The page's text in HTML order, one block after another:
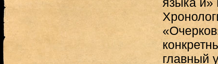
главный